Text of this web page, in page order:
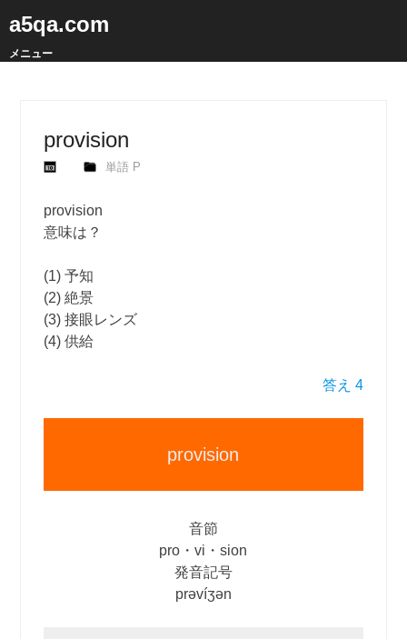
a5qa.com
メニュー
provision
単語 P
provision
意味は？
(1) 予知
(2) 絶景
(3) 接眼レンズ
(4) 供給
答え 4
provision
音節
pro・vi・sion
発音記号
prəvíʒən